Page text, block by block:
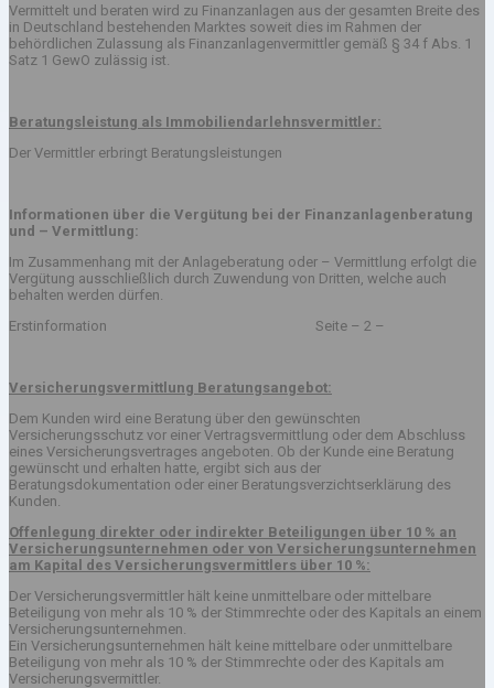
Vermittelt und beraten wird zu Finanzanlagen aus der gesamten Breite des
in Deutschland bestehenden Marktes soweit dies im Rahmen der
behördlichen Zulassung als Finanzanlagenvermittler gemäß § 34 f Abs. 1
Satz 1 GewO zulässig ist.
Beratungsleistung als Immobiliendarlehnsvermittler:
Der Vermittler erbringt Beratungsleistungen
Informationen über die Vergütung bei der Finanzanlagenberatung
und – Vermittlung:
Im Zusammenhang mit der Anlageberatung oder – Vermittlung erfolgt die
Vergütung ausschließlich durch Zuwendung von Dritten, welche auch
behalten werden dürfen.
Erstinformation Seite – 2 –
Versicherungsvermittlung Beratungsangebot:
Dem Kunden wird eine Beratung über den gewünschten
Versicherungsschutz vor einer Vertragsvermittlung oder dem Abschluss
eines Versicherungsvertrages angeboten. Ob der Kunde eine Beratung
gewünscht und erhalten hatte, ergibt sich aus der
Beratungsdokumentation oder einer Beratungsverzichtserklärung des
Kunden.
Offenlegung direkter oder indirekter Beteiligungen über 10 % an
Versicherungsunternehmen oder von Versicherungsunternehmen
am Kapital des Versicherungsvermittlers über 10 %:
Der Versicherungsvermittler hält keine unmittelbare oder mittelbare
Beteiligung von mehr als 10 % der Stimmrechte oder des Kapitals an einem
Versicherungsunternehmen.
Ein Versicherungsunternehmen hält keine mittelbare oder unmittelbare
Beteiligung von mehr als 10 % der Stimmrechte oder des Kapitals am
Versicherungsvermittler.